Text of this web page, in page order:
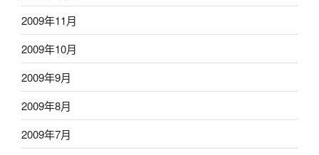
2009年11月
2009年10月
2009年9月
2009年8月
2009年7月